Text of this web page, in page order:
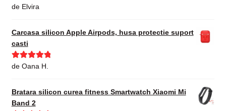
Evaluat la
de Elvira
Carcasa silicon Apple Airpods, husa protectie suport
casti
Evaluat la5
de Oana H.
Bratara silicon curea fitness Smartwatch Xiaomi Mi
Band 2